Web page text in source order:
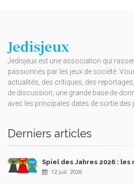
Jedisjeux
Jedisjeux est une association qui
passionnés par les jeux de société.
actualités, des critiques, des
de discussion, une grande base de
avec les principales dates de sortie des
Derniers articles
Spiel des Jahres 2026 :
12 juil. 2026